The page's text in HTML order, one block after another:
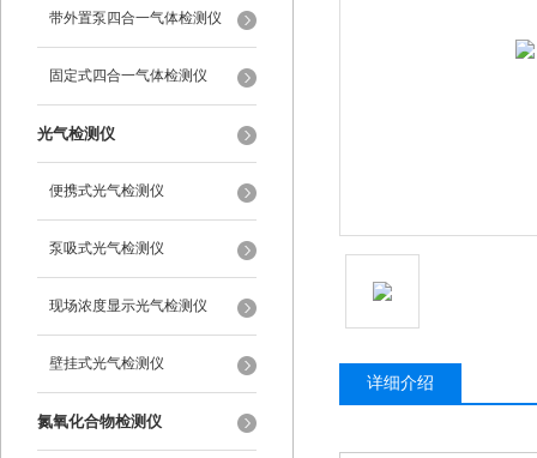
带外置泵四合一气体检测仪
固定式四合一气体检测仪
光气检测仪
便携式光气检测仪
泵吸式光气检测仪
现场浓度显示光气检测仪
壁挂式光气检测仪
氮氧化合物检测仪
详细介绍